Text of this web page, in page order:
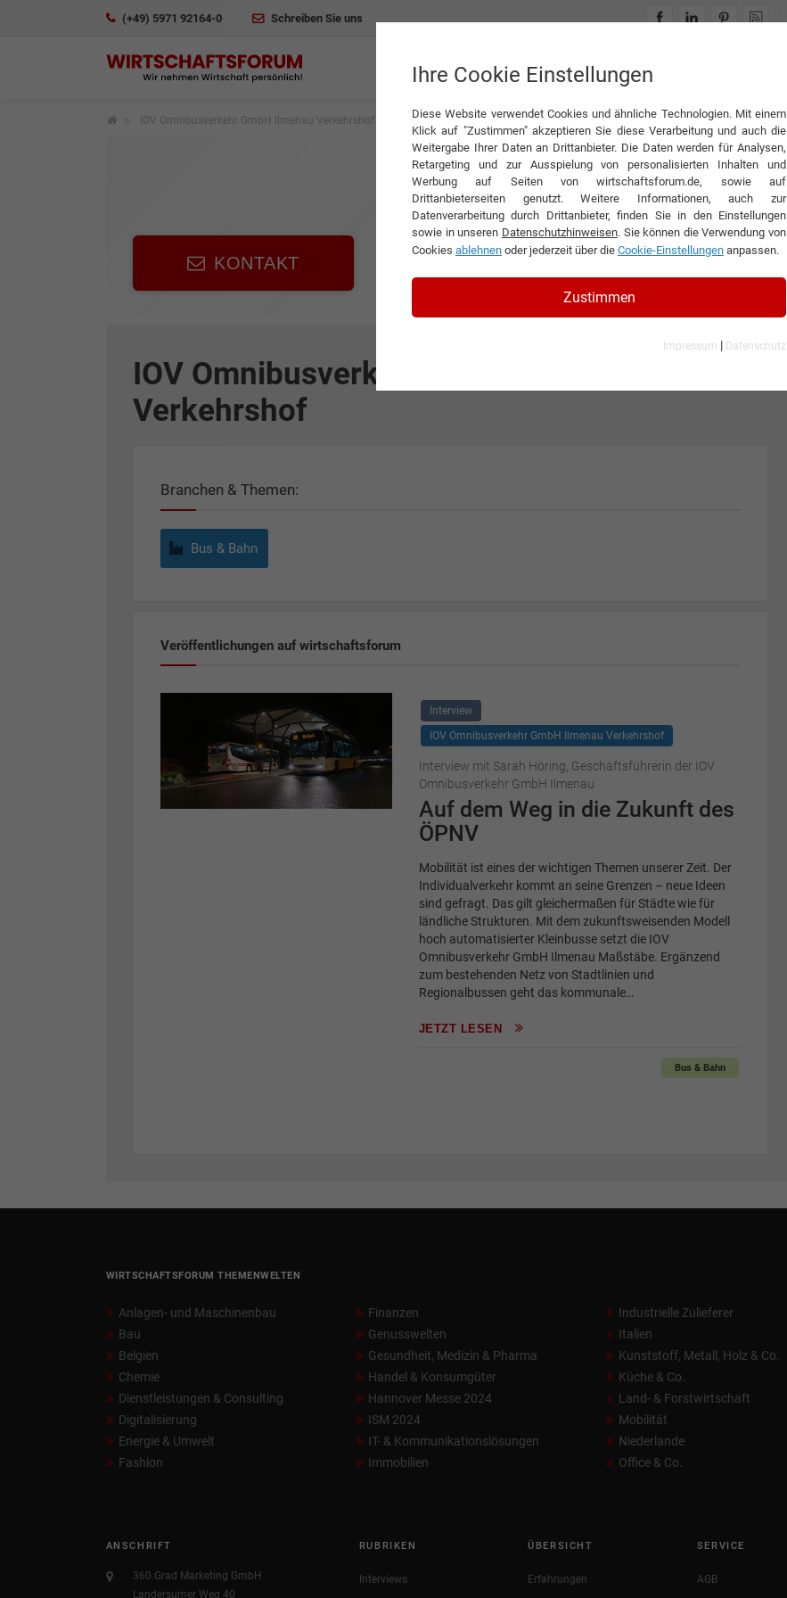
(+49) 5971 92164-0 Schreiben Sie uns
INTERVIEWS
IOV Omnibusverkehr GmbH Ilmenau Verkehrshof
KONTAKT
IOV Omnibusverkehr GmbH Ilmenau
Verkehrshof
Branchen & Themen:
Bus & Bahn
Veröffentlichungen auf wirtschaftsforum
Interview
IOV Omnibusverkehr GmbH Ilmenau Verkehrshof
Interview mit Sarah Höring, Geschäftsführerin der IOV
Omnibusverkehr GmbH Ilmenau
Auf dem Weg in die Zukunft des
ÖPNV
Mobilität ist eines der wichtigen Themen unserer Zeit. Der
Individualverkehr kommt an seine Grenzen – neue Ideen
sind gefragt. Das gilt gleichermaßen für Städte wie für
ländliche Strukturen. Mit dem zukunftsweisenden Modell
hoch automatisierter Kleinbusse setzt die IOV
Omnibusverkehr GmbH Ilmenau Maßstäbe. Ergänzend
zum bestehenden Netz von Stadtlinien und
Regionalbussen geht das kommunale…
JETZT LESEN
Bus & Bahn
WIRTSCHAFTSFORUM THEMENWELTEN
Anlagen- und Maschinenbau
Bau
Belgien
Chemie
Dienstleistungen & Consulting
Digitalisierung
Energie & Umwelt
Fashion
Finanzen
Genusswelten
Gesundheit, Medizin & Pharma
Handel & Konsumgüter
Hannover Messe 2024
ISM 2024
IT- & Kommunikationslösungen
Immobilien
Industrielle Zulieferer
Italien
Kunststoff, Metall, Holz & Co.
Küche & Co.
Land- & Forstwirtschaft
Mobilität
Niederlande
Office & Co.
ANSCHRIFT
360 Grad Marketing GmbH
Landersumer Weg 40
RUBRIKEN
Interviews
ÜBERSICHT
Erfahrungen
SERVICE
AGB
Ihre Cookie Einstellungen
Diese Website verwendet Cookies und ähnliche Technologien. Mit einem
Klick auf "Zustimmen" akzeptieren Sie diese Verarbeitung und auch die
Weitergabe Ihrer Daten an Drittanbieter. Die Daten werden für Analysen,
Retargeting und zur Ausspielung von personalisierten Inhalten und
Werbung auf Seiten von wirtschaftsforum.de, sowie auf
Drittanbieterseiten genutzt. Weitere Informationen, auch zur
Datenverarbeitung durch Drittanbieter, finden Sie in den Einstellungen
sowie in unseren Datenschutzhinweisen. Sie können die Verwendung von
Cookies ablehnen oder jederzeit über die Cookie-Einstellungen anpassen.
Zustimmen
Impressum | Datenschutz